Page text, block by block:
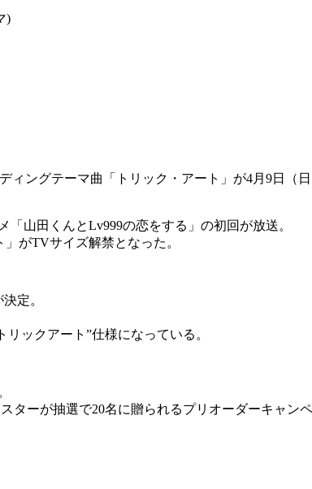
)
ィングテーマ曲「トリック・アート」が4月9日（
山田くんとLv999の恋をする」の初回が放送。
がTVサイズ解禁となった。
定。
ックアート”仕様になっている。
ーが抽選で20名に贈られるプリオーダーキャン